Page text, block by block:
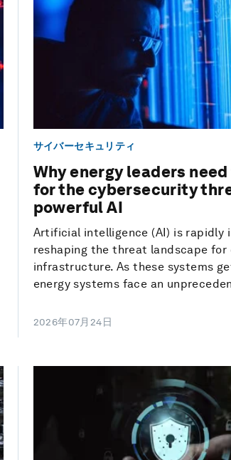
サイバーセキュリティ
Why energy leaders
for the cybersecurity
powerful AI
Artificial intelligence (AI) is rapidly
reshaping the threat landscape
infrastructure. As these systems
energy systems face an
2026年07月24日